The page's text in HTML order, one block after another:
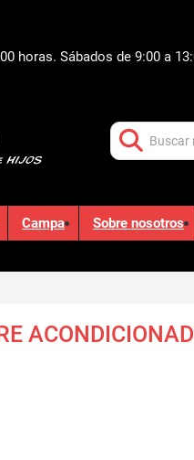
horas. Sábados de 9:00 a
Campa Sobre nosotros